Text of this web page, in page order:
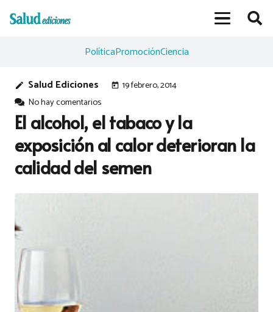
PolíticaPromociónCiencia
edit Salud Ediciones today 19 febrero, 2014
No hay comentarios
El alcohol, el tabaco y la
exposición al calor deterioran la
calidad del semen